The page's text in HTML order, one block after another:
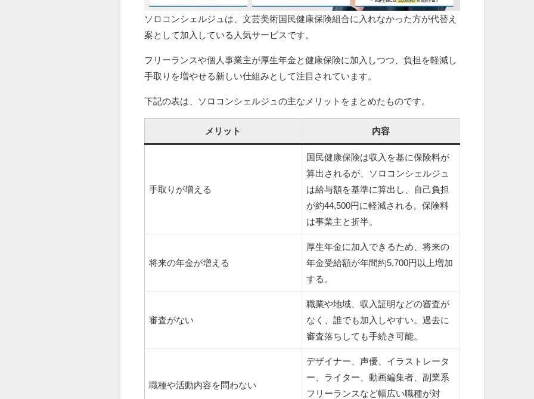
ソロコンシェルジュは、文芸美術国民健康保険組合に入れなかった方が代替え
案として加入している人気サービスです。
フリーランスや個人事業主が厚生年金と健康保険に加入しつつ、負担を軽減し
手取りを増やせる新しい仕組みとして注目されています。
下記の表は、ソロコンシェルジュの主なメリットをまとめたものです。
メリット 内容
手取りが増える
国民健康保険は収入を基に保険料が
算出されるが、ソロコンシェルジュ
は給与額を基準に算出し、自己負担
が約44,500円に軽減される。保険料
は事業主と折半。
将来の年金が増える
厚生年金に加入できるため、将来の
年金受給額が年間約5,700円以上増加
する。
審査がない
職業や地域、収入証明などの審査が
なく、誰でも加入しやすい。過去に
審査落ちしても手続き可能。
職種や活動内容を問わない
デザイナー、声優、イラストレータ
ー、ライター、動画編集者、副業系
フリーランスなど幅広い職種が対